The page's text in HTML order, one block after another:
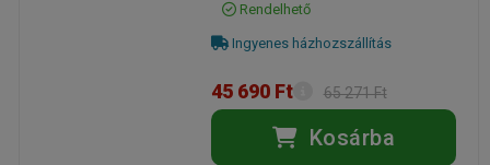
Rendelhető
Ingyenes házhozszállítás
45 690 Ft 65 271 Ft
Kosárba